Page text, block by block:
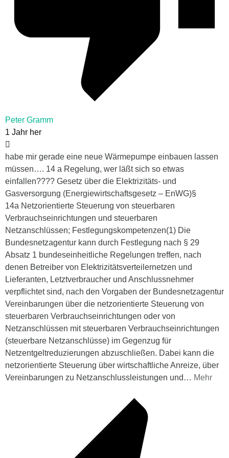
Peter Gramm
1 Jahr her
habe mir gerade eine neue Wärmepumpe einbauen lassen
müssen…. 14 a Regelung, wer läßt sich so etwas
einfallen???? Gesetz über die Elektrizitäts- und
Gasversorgung (Energiewirtschaftsgesetz – EnWG)§
14a Netzorientierte Steuerung von steuerbaren
Verbrauchseinrichtungen und steuerbaren
Netzanschlüssen; Festlegungskompetenzen(1) Die
Bundesnetzagentur kann durch Festlegung nach § 29
Absatz 1 bundeseinheitliche Regelungen treffen, nach
denen Betreiber von Elektrizitätsverteilernetzen und
Lieferanten, Letztverbraucher und Anschlussnehmer
verpflichtet sind, nach den Vorgaben der Bundesnetzagentur
Vereinbarungen über die netzorientierte Steuerung von
steuerbaren Verbrauchseinrichtungen oder von
Netzanschlüssen mit steuerbaren Verbrauchseinrichtungen
(steuerbare Netzanschlüsse) im Gegenzug für
Netzentgeltreduzierungen abzuschließen. Dabei kann die
netzorientierte Steuerung über wirtschaftliche Anreize, über
Vereinbarungen zu Netzanschlussleistungen und … Mehr